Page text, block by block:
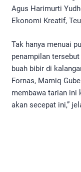
Agus Harimurti
Ekonomi Kreatif,
Tak hanya menuai
penampilan
buah bibir di
Fornas, Mamiq
membawa tarian ini
akan secepat ini,”